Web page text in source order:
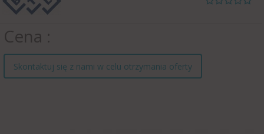
Cena
Skontaktuj się z nami w celu otrzymania oferty